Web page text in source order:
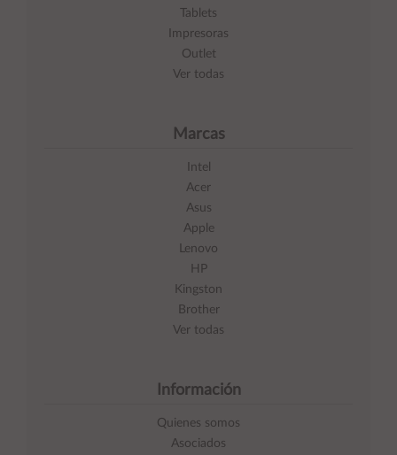
Tablets
Impresoras
Outlet
Ver todas
Marcas
Intel
Acer
Asus
Apple
Lenovo
HP
Kingston
Brother
Ver todas
Información
Quienes somos
Asociados